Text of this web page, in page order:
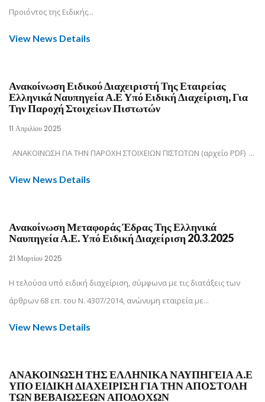
Προιόντος της Ειδικής...
View News Details
Ανακοίνωση Ειδικού Διαχειριστή Της Εταιρείας
Ελληνικά Ναυπηγεία Α.Ε Υπό Ειδική Διαχείριση, Για
Την Παροχή Στοιχείων Πιστωτών
11 Απριλίου 2025
ΑΝΑΚΟΙΝΩΣΗ ΓΙΑ ΤΗΝ ΠΑΡΟΧΗ ΣΤΟΙΧΕΙΩΝ ΠΙΣΤΩΤΩΝ (αρχείο PDF) ...
View News Details
Ανακοίνωση Μεταφοράς Έδρας Της Ελληνικά
Ναυπηγεία Α.Ε. Υπό Ειδική Διαχείριση 20.3.2025
21 Μαρτίου 2025
Η τελούσα υπό ειδική διαχείριση, σύμφωνα με τις διατάξεις των
άρθρων 68 επ. του Ν. 4307/2014, ανώνυμη εταιρεία με...
View News Details
ΑΝΑΚΟΙΝΩΣΗ ΤΗΣ ΕΛΛΗΝΙΚΑ ΝΑΥΠΗΓΕΙΑ Α.Ε
ΥΠΟ ΕΙΔΙΚΗ ΔΙΑΧΕΙΡΙΣΗ ΓΙΑ ΤΗΝ ΑΠΟΣΤΟΛΗ
ΤΩΝ ΒΕΒΑΙΩΣΕΩΝ ΑΠΟΔΟΧΩΝ